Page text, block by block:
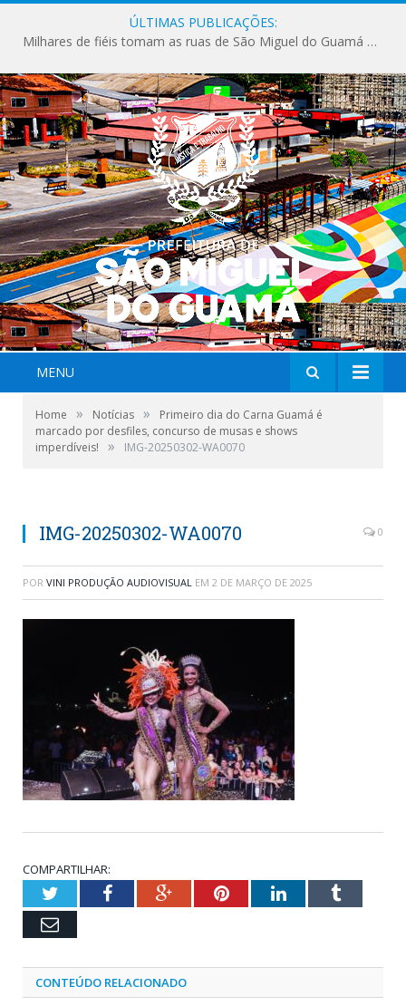
ÚLTIMAS PUBLICAÇÕES:
Milhares de fiéis tomam as ruas de São Miguel do Guamá em uma grande celebração de fé na Marcha para Jesus 2026.
MENU
Home » Notícias »
Primeiro dia do Carna Guamá é
marcado por desfiles, concurso de musas e shows
imperdíveis!
» IMG-20250302-WA0070
IMG-20250302-WA0070 0
POR VINI PRODUÇÃO AUDIOVISUAL EM 2 DE MARÇO DE 2025
COMPARTILHAR:
TwitterFacebookGoogle+PinterestLinkedInTumblr
Email
CONTEÚDO RELACIONADO